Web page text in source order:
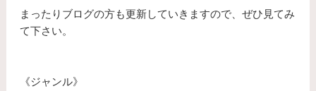
まったりブログの方も更新していきますので、ぜひ見てみ
て下さい。
《ジャンル》